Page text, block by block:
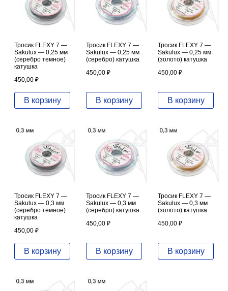
Тросик FLEXY 7 —
Sakulux — 0,25 мм
(серебро темное)
катушка
450,00 ₽
В корзину
Тросик FLEXY 7 —
Sakulux — 0,25 мм
(серебро) катушка
450,00 ₽
В корзину
Тросик FLEXY 7 —
Sakulux — 0,25 мм
(золото) катушка
450,00 ₽
В корзину
Тросик FLEXY 7 —
Sakulux — 0,3 мм
(серебро темное)
катушка
450,00 ₽
В корзину
Тросик FLEXY 7 —
Sakulux — 0,3 мм
(серебро) катушка
450,00 ₽
В корзину
Тросик FLEXY 7 —
Sakulux — 0,3 мм
(золото) катушка
450,00 ₽
В корзину